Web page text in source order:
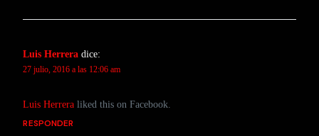
Luis Herrera dice:
27 julio, 2016 a las 12:06 am
Luis Herrera liked this on Facebook.
RESPONDER